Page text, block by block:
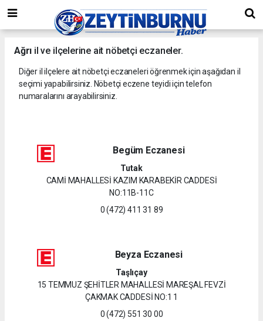
Ağrı il ve ilçelerine ait nöbetçi eczaneler.
Diğer il ilçelere ait nöbetçi eczaneleri öğrenmek için aşağıdan il
seçimi yapabilirsiniz. Nöbetçi eczene teyidi için telefon
numaralarını arayabilirsiniz.
Begüm Eczanesi
Tutak
CAMİ MAHALLESİ KAZIM KARABEKİR CADDESİ
NO:11B-11C
0 (472) 411 31 89
Beyza Eczanesi
Taşlıçay
15 TEMMUZ ŞEHİTLER MAHALLESİ MAREŞAL FEVZİ
ÇAKMAK CADDESİ NO:1 1
0 (472) 551 30 00